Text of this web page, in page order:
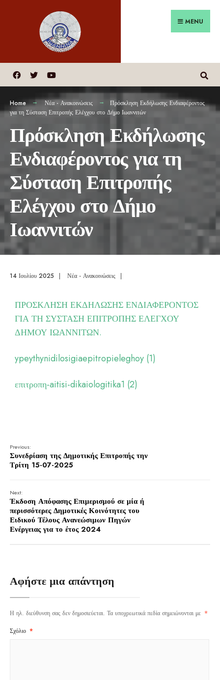
MENU
Home Νέα - Ανακοινώσεις
Πρόσκληση Εκδήλωσης Ενδιαφέροντος
για τη Σύσταση Επιτροπής Ελέγχου στο Δήμο Ιωαννιτών
Πρόσκληση Εκδήλωσης
Ενδιαφέροντος για τη
Σύσταση Επιτροπής
Ελέγχου στο Δήμο
Ιωαννιτών
14 Ιουλίου 2025 | Νέα - Ανακοινώσεις |
ΠΡΟΣΚΛΗΣΗ ΕΚΔΗΛΩΣΗΣ ΕΝΔΙΑΦΕΡΟΝΤΟΣ
ΓΙΑ ΤΗ ΣΥΣΤΑΣΗ ΕΠΙΤΡΟΠΗΣ ΕΛΕΓΧΟΥ
ΔΗΜΟΥ ΙΩΑΝΝΙΤΩΝ.
ypeythynidilosigiaepitropieleghoy (1)
επιτροπη-aitisi-dikaiologitika1 (2)
Previous:
Συνεδρίαση της Δημοτικής Επιτροπής την
Τρίτη 15-07-2025
Next:
Έκδοση Απόφασης Επιμερισμού σε μία ή
περισσότερες Δημοτικές Κοινότητες του
Ειδικού Τέλους Ανανεώσιμων Πηγών
Ενέργειας για το έτος 2024
Αφήστε μια απάντηση
Η ηλ. διεύθυνση σας δεν δημοσιεύεται. Τα υποχρεωτικά πεδία σημειώνονται με *
Σχόλιο *